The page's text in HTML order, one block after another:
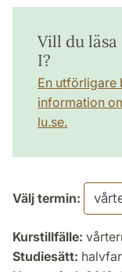
Vill du
I?
En utförligare
information
lu.se.
Välj termin:
Kurstillfälle:
Studiesätt: